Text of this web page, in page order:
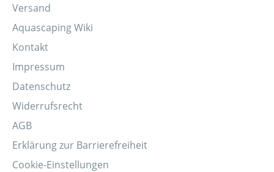
Versand
Aquascaping Wiki
Kontakt
Impressum
Datenschutz
Widerrufsrecht
AGB
Erklärung zur Barrierefreiheit
Cookie-Einstellungen